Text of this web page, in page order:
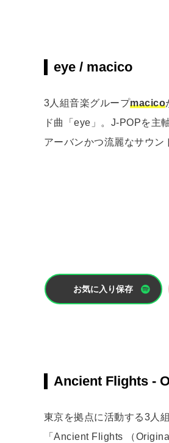
eye / macico
3人組音楽グループmacico
ド曲「eye」。J-POPを主
アーバンかつ流麗なサウン
お気に入り保存
Ancient Flights -
東京を拠点に活動する3人
「Ancient Flights （